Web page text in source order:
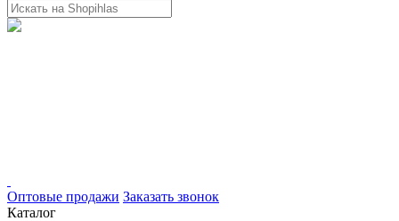
Оптовые продажи Заказать звонок
Каталог